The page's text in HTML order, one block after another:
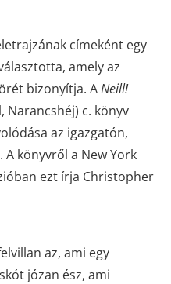
címeként egy
amely az
bizonyítja. ANeill!
Narancshéj) c. könyv
az igazgatón,
könyvről a New York
ezt írja Christopher
az, ami egy
józan ész, ami